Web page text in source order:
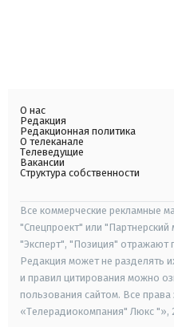
О нас
Редакция
Редакционная политика
О телеканале
Телеведущие
Вакансии
Структура собственности
Все коммерческие рекламные
"Спецпроект" или
"Эксперт", "Позиция" отражают
Редакция может не разделять
и правил цитирования можно
пользования сайтом. Все
«Телерадиокомпания" Люкс "»,